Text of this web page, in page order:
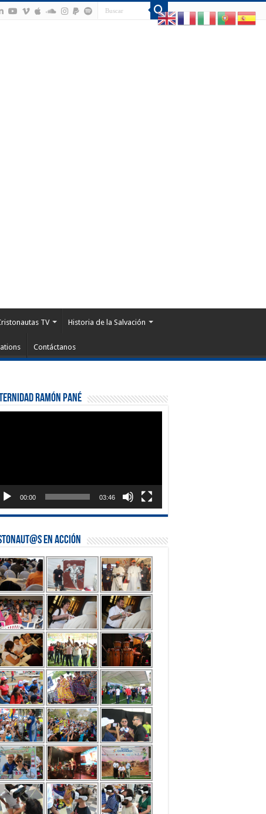
TV Historia de la Salvación
Contáctanos
Ramón Pané
00:00 03:46
en Acción